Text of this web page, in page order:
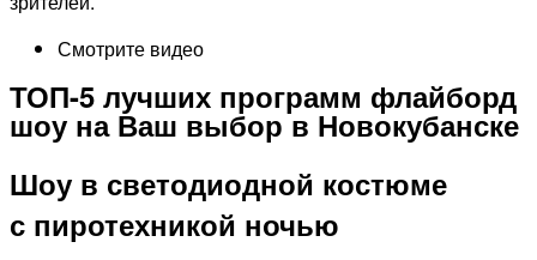
Смотрите видео
ТОП-5 лучших программ флайборд
шоу на Ваш выбор в Новокубанске
Шоу в светодиодной костюме
с пиротехникой ночью